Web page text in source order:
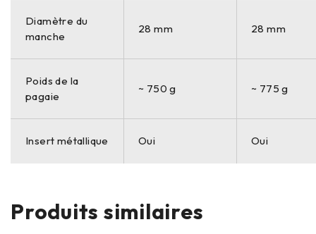
Diamètre du
manche
28 mm 28 mm
Poids de la
pagaie
~ 750 g ~ 775 g
Insert métallique Oui Oui
Produits similaires